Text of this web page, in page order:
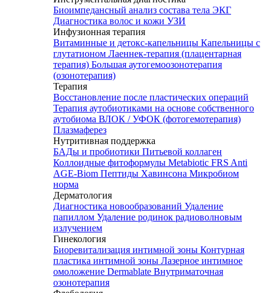
Биоимпедансный анализ состава тела ЭКГ
Диагностика волос и кожи УЗИ
Инфузионная терапия
Витаминные и детокс-капельницы Капельницы с
глутатионом Лаеннек-терапия (плацентарная
терапия) Большая аутогемоозонотерапия
(озонотерапия)
Терапия
Восстановление после пластических операций
Терапия аутобиотиками на основе собственного
аутобиома ВЛОК / УФОК (фотогемотерапия)
Плазмаферез
Нутритивная поддержка
БАДы и пробиотики Питьевой коллаген
Коллоидные фитоформулы Metabiotic FRS Anti
AGE-Biom Пептиды Хавинсона Микробиом
норма
Дерматология
Диагностика новообразований Удаление
папиллом Удаление родинок радиоволновым
излучением
Гинекология
Биоревитализация интимной зоны Контурная
пластика интимной зоны Лазерное интимное
омоложение Dermablate Внутриматочная
озонотерапия